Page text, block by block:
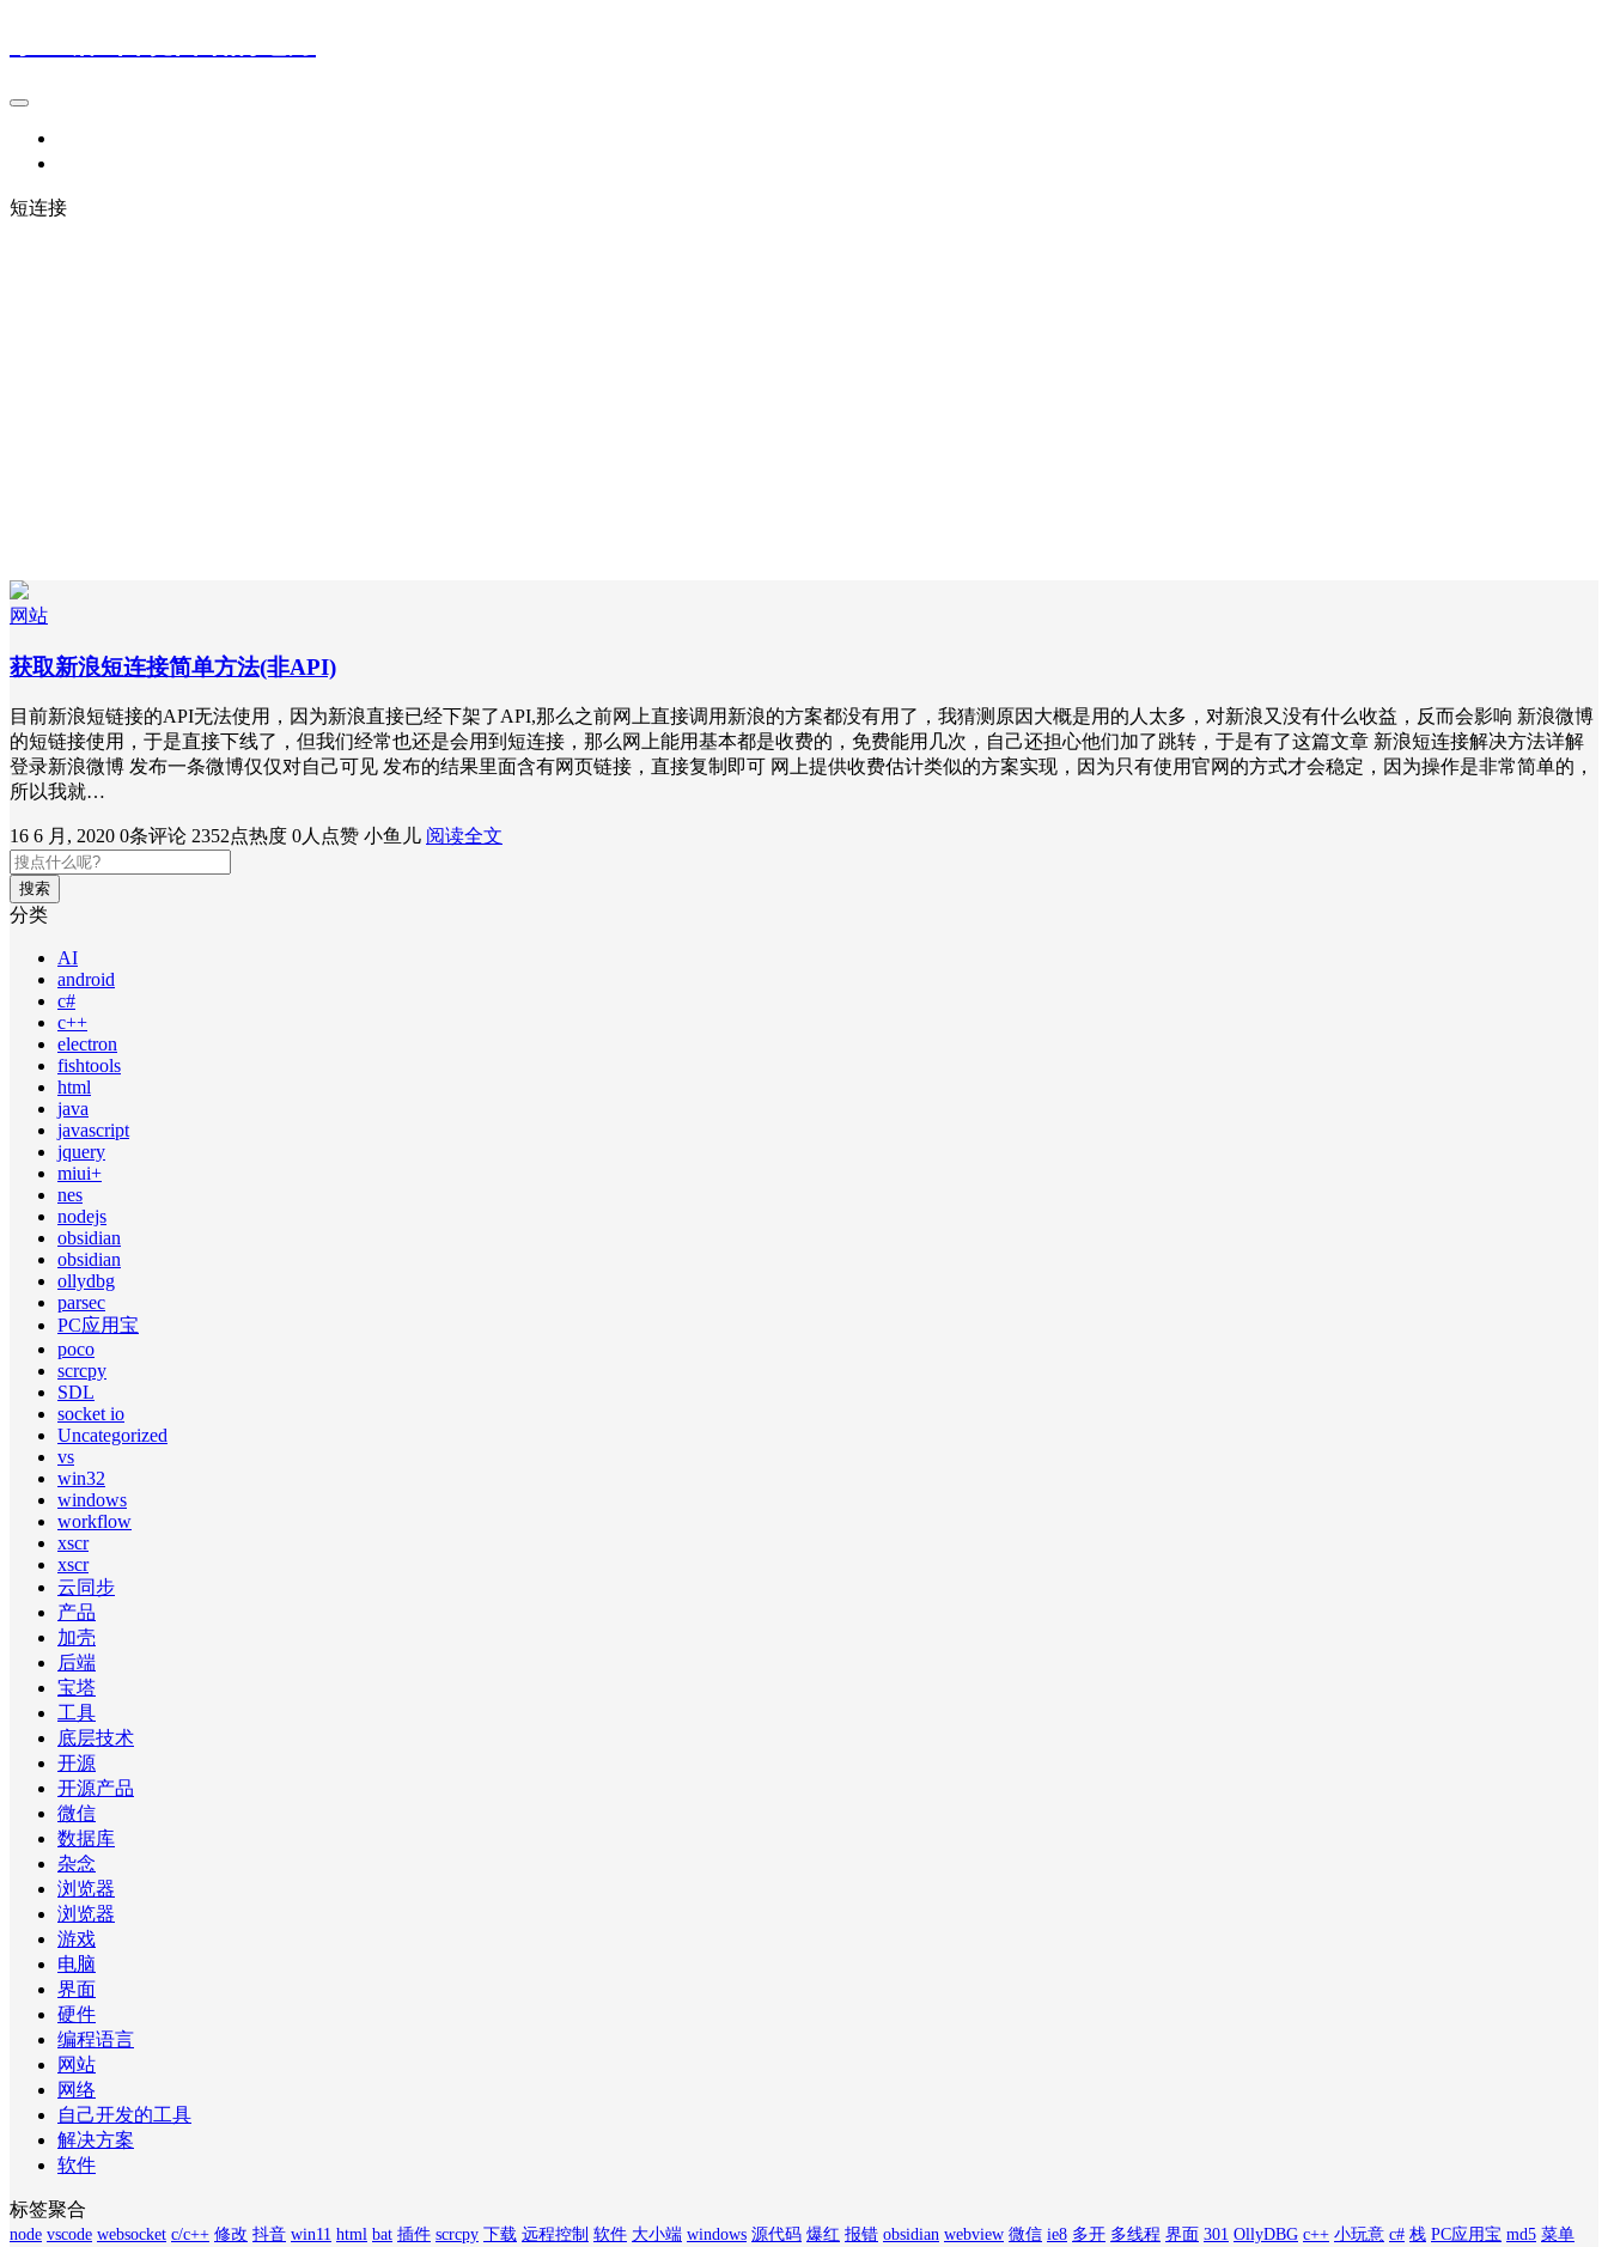
短连接
网站
获取新浪短连接简单方法(非API)
目前新浪短链接的API无法使用，因为新浪直接已经下架了API,那么之前网上直接调用新浪的方案都没有用了，我猜测原因大概是用的人太多，对新浪又没有什么收益，反而会影响 新浪微博
的短链接使用，于是直接下线了，但我们经常也还是会用到短连接，那么网上能用基本都是收费的，免费能用几次，自己还担心他们加了跳转，于是有了这篇文章 新浪短连接解决方法详解
登录新浪微博 发布一条微博仅仅对自己可见 发布的结果里面含有网页链接，直接复制即可 网上提供收费估计类似的方案实现，因为只有使用官网的方式才会稳定，因为操作是非常简单的，
所以我就…
16 6 月, 2020 0条评论 2352点热度 0人点赞 小鱼儿 阅读全文
搜索
分类
AI
android
c#
c++
electron
fishtools
html
java
javascript
jquery
miui+
nes
nodejs
obsidian
obsidian
ollydbg
parsec
PC应用宝
poco
scrcpy
SDL
socket io
Uncategorized
vs
win32
windows
workflow
xscr
xscr
云同步
产品
加壳
后端
宝塔
工具
底层技术
开源
开源产品
微信
数据库
杂念
浏览器
浏览器
游戏
电脑
界面
硬件
编程语言
网站
网络
自己开发的工具
解决方案
软件
标签聚合
node vscode websocket c/c++ 修改 抖音 win11 html bat 插件 scrcpy 下载 远程控制 软件 大小端 windows 源代码 爆红 报错 obsidian webview 微信 ie8 多开 多线程 界面 301 OllyDBG c++ 小玩意 c# 栈 PC应用宝 md5 菜单